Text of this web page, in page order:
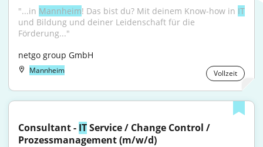
"...in Mannheim! Das bist du? Mit deinem Know-how in IT
und Bildung und deiner Leidenschaft für die
Förderung..."
netgo group GmbH
Mannheim Vollzeit
Consultant - IT Service / Change Control /
Prozessmanagement (m/w/d)